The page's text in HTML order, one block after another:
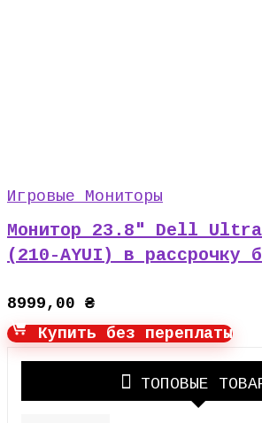
Игровые Мониторы
Монитор 23.8″ Dell
(210-AYUI) в рассрочку
8999,00 ₴
Купить без переплаты
ТОПОВЫЕ